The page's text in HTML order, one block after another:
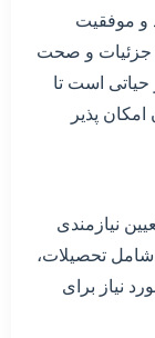
و موفقیت
جزئیات و صحت
حیاتی است تا
پذیر
نیازمندی
شامل تحصیلات،
نیاز برای